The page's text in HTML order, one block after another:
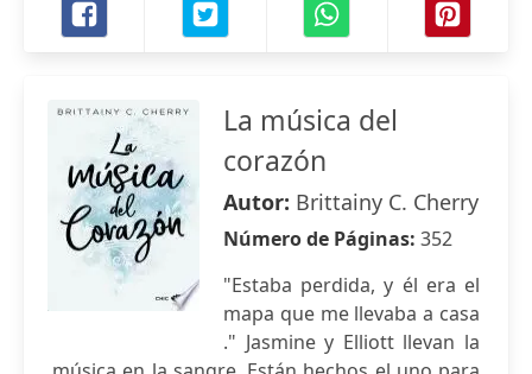
La música del
corazón
Autor: Brittainy C. Cherry
Número de Páginas: 352
"Estaba perdida, y él era el
mapa que me llevaba a casa
." Jasmine y Elliott llevan la